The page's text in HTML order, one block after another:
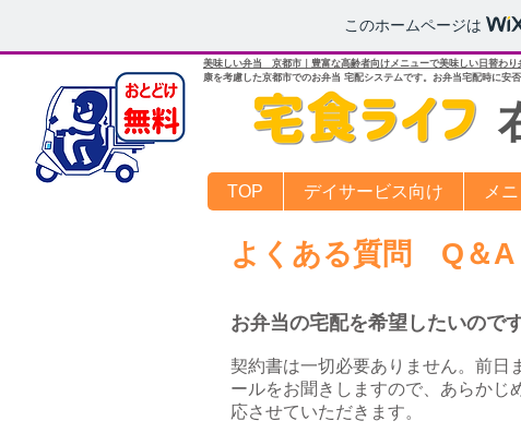
このホームページは
美味しい弁当 京都市｜豊富な高齢者向けメニューで美味しい日替わ
康を考慮した京都市でのお弁当 宅配システムです。お弁当宅配時に安
TOP デイサービス向け メ
よくある質問 Q＆A
お弁当の宅配を希望したいので
契約書は一切必要ありません。前日
ールをお聞きしますので、あらかじ
応させていただきます。